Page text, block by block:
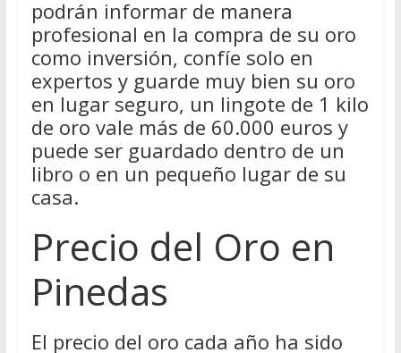
podrán informar de manera
profesional en la compra de su oro
como inversión, confíe solo en
expertos y guarde muy bien su oro
en lugar seguro, un lingote de 1 kilo
de oro vale más de 60.000 euros y
puede ser guardado dentro de un
libro o en un pequeño lugar de su
casa.
Precio del Oro en
Pinedas
El precio del oro cada año ha sido